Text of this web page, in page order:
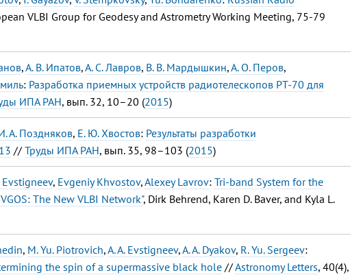
VLBI Group for Geodesy and Astrometry Working Meeting, 75-79
,А. В. Ипатов,А. С. Лавров, В. В. Мардышкин,А. О. Перов,
: Разработка приемных устройств радиотелескопов РТ-70 для
ИПА РАН, вып. 32, 10–20 (2015)
А. Поздняков, Е. Ю. Хвостов: Результаты разработки
// Труды ИПА РАН, вып. 35, 98–103 (2015)
, Evgeniy Khvostov,Alexey Lavrov: Tri-band System for the
The New VLBI Network", Dirk Behrend, Karen D. Baver, and Kyla L.
, M. Yu. Piotrovich,A. A. Evstigneev,A. A. Dyakov, R. Yu. Sergeev:
the spin of a supermassive black hole //Astronomy Letters, 40(4),